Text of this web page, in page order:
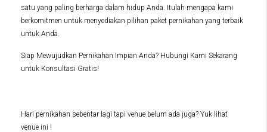
satu yang paling berharga dalam hidup Anda. Itulah mengapa kami
berkomitmen untuk menyediakan pilihan paket pernikahan yang terbaik
untuk Anda.
Siap Mewujudkan Pernikahan Impian Anda? Hubungi Kami Sekarang
untuk Konsultasi Gratis!
Hari pernikahan sebentar lagi tapi venue belum ada juga? Yuk lihat
venue ini !